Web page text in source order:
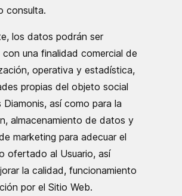
consulta.
los datos podrán ser
con una finalidad comercial de
operativa y estadística,
propias del objeto social
así como para la
almacenamiento de datos y
marketing para adecuar el
ofertado al Usuario, así
la calidad, funcionamiento
por el Sitio Web.